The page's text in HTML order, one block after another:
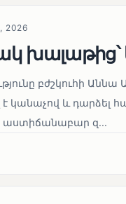
2026
բժշկուհի
կանաչով և դարձել
աստիճանաբար զ...